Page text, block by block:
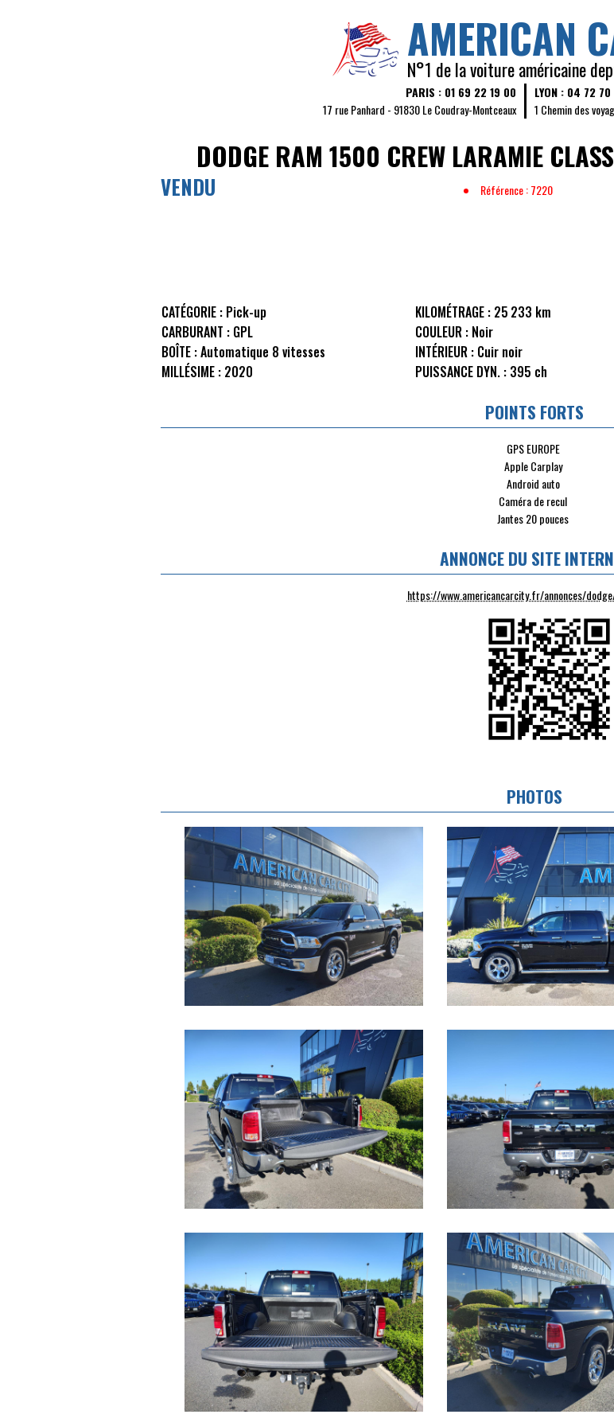
AMERICAN
N°1 de la voiture américaine
PARIS : 01 69 22 19 00
17 rue Panhard - 91830 Le Coudray-Montceaux
LYON : 04 72
1 Chemin des
DODGE RAM 1500 CREW LARAMIE
VENDU Référence : 7220
CATÉGORIE : Pick-up
CARBURANT : GPL
BOÎTE :Automatique 8 vitesses
MILLÉSIME : 2020
KILOMÉTRAGE :25 233 km
COULEUR :Noir
INTÉRIEUR :Cuir noir
PUISSANCE DYN. :395 ch
POINTS FORTS
GPS EUROPE
Apple Carplay
Android auto
Caméra de recul
Jantes 20 pouces
ANNONCE DU SITE
https://www.americancarcity.fr/annonces/
PHOTOS